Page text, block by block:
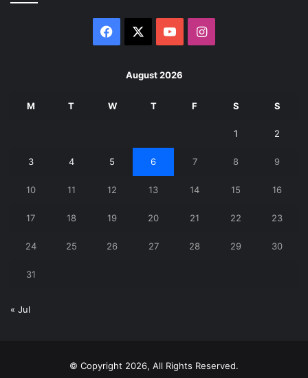
Facebook YouTubeInstagram
August 2026
M T W T F S S
1 2
3 4 5 6 7 8 9
10 11 12 13 14 15 16
17 18 19 20 21 22 23
24 25 26 27 28 29 30
31
« Jul
© Copyright 2026, All Rights Reserved.